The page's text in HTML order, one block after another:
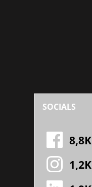
SOCIALS
8,8K
1,2K